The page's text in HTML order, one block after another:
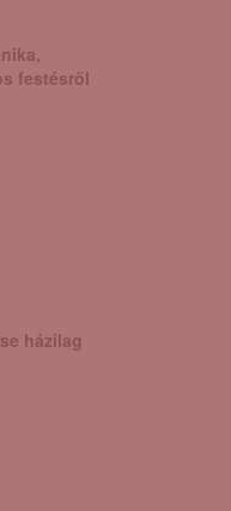
festésről
házilag